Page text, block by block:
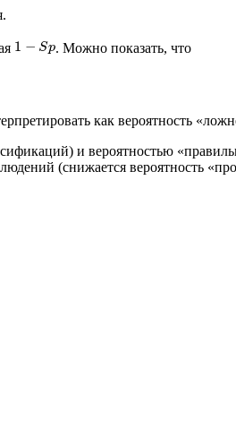
1 − Sp. Можно показать, что
как вероятность
и вероятностью
(снижается вероятность